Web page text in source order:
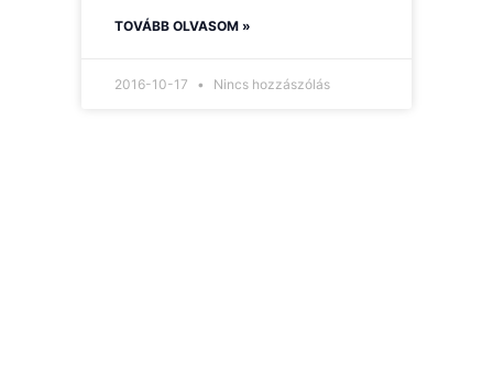
TOVÁBB OLVASOM »
2016-10-17 Nincs hozzászólás